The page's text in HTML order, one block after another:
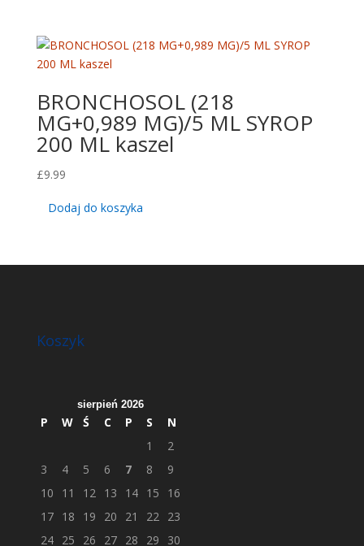
BRONCHOSOL (218
MG+0,989 MG)/5 ML SYROP
200 ML kaszel
£9.99
Dodaj do koszyka
Koszyk
sierpień 2026
P W Ś C P S
N
1
2
3
4 5 6 7 8
9
10
11 12 13 14 15
16
17 18 19 20 21 22
23
24 25 26 27 28 29 30